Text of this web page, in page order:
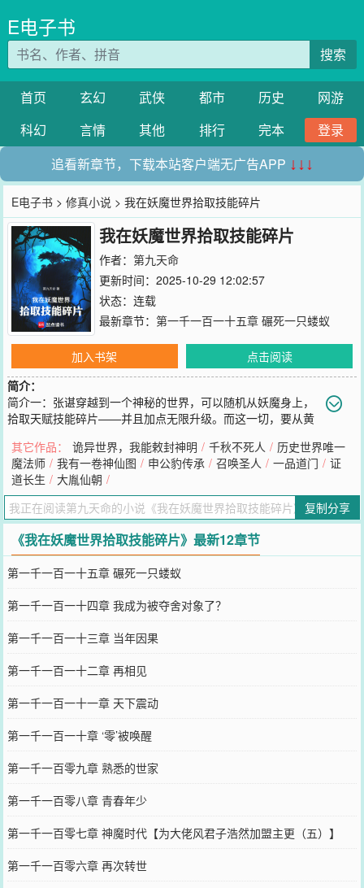
E电子书
搜索
首页 玄幻 武侠 都市 历史
网游
科幻
言情 其他 排行 完本
登录
追看新章节，下载本站客户端无广告APP ↓↓↓
E电子书 >修真小说 > 我在妖魔世界拾取技能碎片
我在妖魔世界拾取技能碎片
作者： 第九天命
更新时间：2025-10-29 12:02:57
状态：连载
最新章节： 第一千一百一十五章 碾死一只蝼蚁
加入书架
点击阅读
简介：
简介一：张谌穿越到一个神秘的世界，可以随机从妖魔身上，
拾取天赋技能碎片——并且加点无限升级。而这一切，要从黄
雨时节：一男子临终前告诉家人，死后要把他扔进河里，切记不能给
穿任何衣服。家人不忍心，给尸首套了个花裤衩。十年后突发大洪
灾，河里跃出一条穿着花裤衩的白龙救了全村人……“喂，那条龙，你
的控水术掉了！”简介二：张谌穿越了，而且还发现隔壁的狐狸精正在
报恩，但是你为什么搬运我家的米面去报恩？
您要是觉得《我在妖魔世界拾取技能碎片》还不错的话请不要忘记向
您QQ群和微博微信里的朋友推荐哦！
其它作品： 诡异世界，我能敕封神明 / 千秋不死人 / 历史世界唯一
魔法师 / 我有一卷神仙图 / 申公豹传承 / 召唤圣人 / 一品道门 / 证
道长生 / 大胤仙朝 /
复制分享
《我在妖魔世界拾取技能碎片》最新12章节
第一千一百一十五章 碾死一只蝼蚁
第一千一百一十四章 我成为被夺舍对象了？
第一千一百一十三章 当年因果
第一千一百一十二章 再相见
第一千一百一十一章 天下震动
第一千一百一十章 ‘零’被唤醒
第一千一百零九章 熟悉的世家
第一千一百零八章 青春年少
第一千一百零七章 神魔时代【为大佬风君子浩然加盟主更（五）】
第一千一百零六章 再次转世